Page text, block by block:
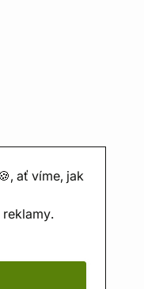
🍪, ať víme, jak
reklamy.